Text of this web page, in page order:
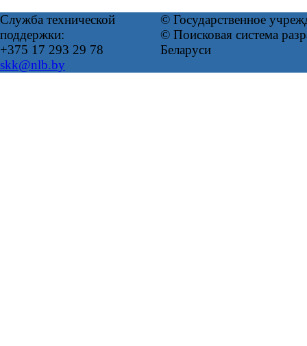
Служба технической
поддержки:
+375 17 293 29 78
skk@nlb.by
© Государственное
© Поисковая система
Беларуси